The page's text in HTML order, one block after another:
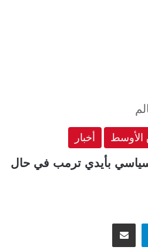
الأوسط أخبار
سيف سياسي بأيدي ترمب في حال
تيلقراممشاركة عبر البريد